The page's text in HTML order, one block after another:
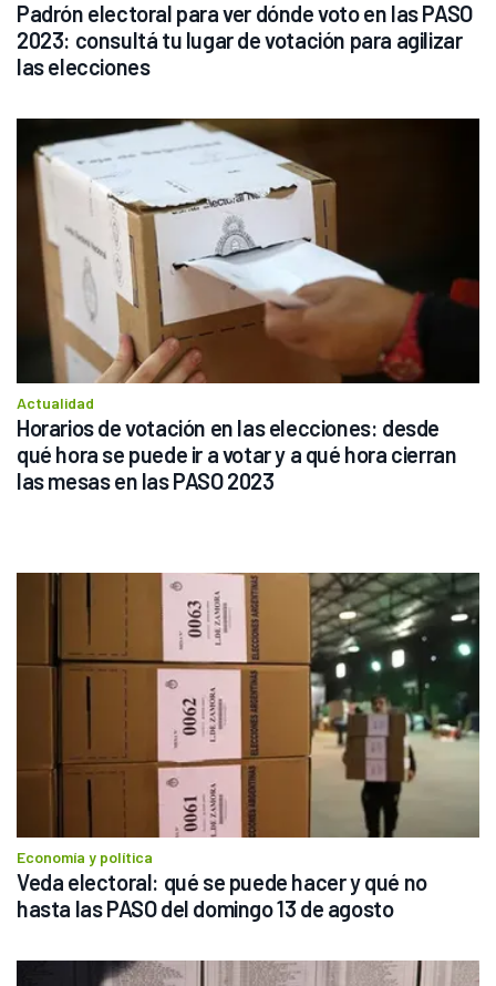
Padrón electoral para ver dónde voto en las PASO
2023: consultá tu lugar de votación para agilizar
las elecciones
Actualidad
Horarios de votación en las elecciones: desde
qué hora se puede ir a votar y a qué hora cierran
las mesas en las PASO 2023
Economía y política
Veda electoral: qué se puede hacer y qué no
hasta las PASO del domingo 13 de agosto